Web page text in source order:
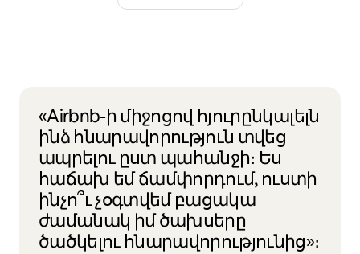
«Airbnb-ի միջոցով հյուրընկալելն
ինձ հնարավորություն տվեց
ապրելու ըստ պահանջի։ Ես
հաճախ եմ ճամփորդում, ուստի
ինչո՞ւ չօգտվեմ բացակա
ժամանակ իմ ծախսերը
ծածկելու հնարավորությունից»։